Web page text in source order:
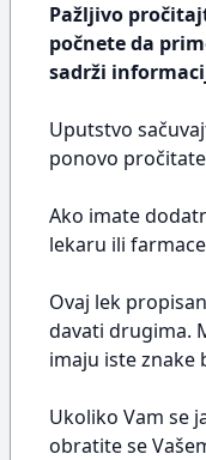
Pažljivo
počnete da
sadrži
Uputstvo
ponovo
Ako imate
lekaru ili
Ovaj lek
davati drugima.
imaju iste znake
Ukoliko Vam se
obratite se